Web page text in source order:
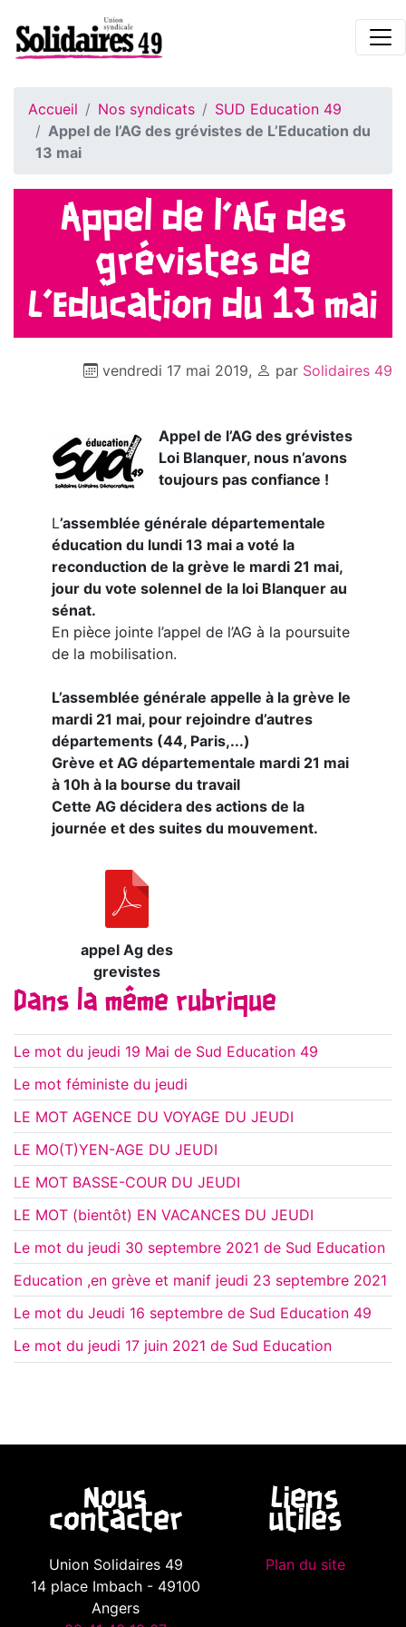
Accueil Nos syndicats
SUD Education 49
Appel de l’AG des grévistes de L’Education du
13 mai
Appel de l’AG des
grévistes de
L’Education du 13 mai
vendredi 17 mai 2019, par Solidaires 49
Appel de l’AG des grévistes
Loi Blanquer, nous n’avons
toujours pas confiance !
L’assemblée générale départementale
éducation du lundi 13 mai a voté la
reconduction de la grève le mardi 21 mai,
jour du vote solennel de la loi Blanquer au
sénat.
En pièce jointe l’appel de l’AG à la poursuite
de la mobilisation.
L’assemblée générale appelle à la grève le
mardi 21 mai, pour rejoindre d’autres
départements (44, Paris,...)
Grève et AG départementale mardi 21 mai
à 10h à la bourse du travail
Cette AG décidera des actions de la
journée et des suites du mouvement.
appel Ag des
grevistes
Dans la même rubrique
Le mot du jeudi 19 Mai de Sud Education 49
Le mot féministe du jeudi
LE MOT AGENCE DU VOYAGE DU JEUDI
LE MO(T)YEN-AGE DU JEUDI
LE MOT BASSE-COUR DU JEUDI
LE MOT (bientôt) EN VACANCES DU JEUDI
Le mot du jeudi 30 septembre 2021 de Sud Education
Education ,en grève et manif jeudi 23 septembre 2021
Le mot du Jeudi 16 septembre de Sud Education 49
Le mot du jeudi 17 juin 2021 de Sud Education
Nous
contacter
Union Solidaires 49
14 place Imbach - 49100
Angers
Liens
utiles
Plan du site